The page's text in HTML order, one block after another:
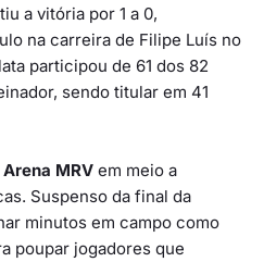
a vitória por 1 a 0,
na carreira de Filipe Luís no
participou de 61 dos 82
sendo titular em 41
Arena MRV em meio a
Suspenso da final da
minutos em campo como
poupar jogadores que